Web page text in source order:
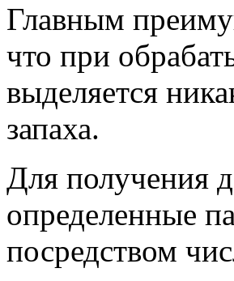
Главным
что при
выделяется
запаха.
Для получения
определенные
посредством